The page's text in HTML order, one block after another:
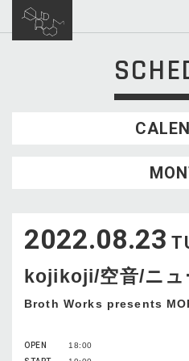
2
3 4 5
16
17 18
23
24 25
2022.08.23
kojikoji/空音/ニュ
Broth Works presents
OPEN
18:00